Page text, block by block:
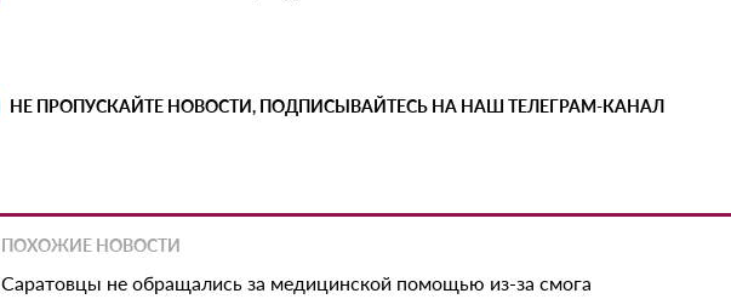
НЕ ПРОПУСКАЙТЕ НОВОСТИ, ПОДПИСЫВАЙТЕСЬ НА НАШ ТЕЛЕГРАМ-КАНАЛ
ПОХОЖИЕ НОВОСТИ
Саратовцы не обращались за медицинской помощью из-за смога